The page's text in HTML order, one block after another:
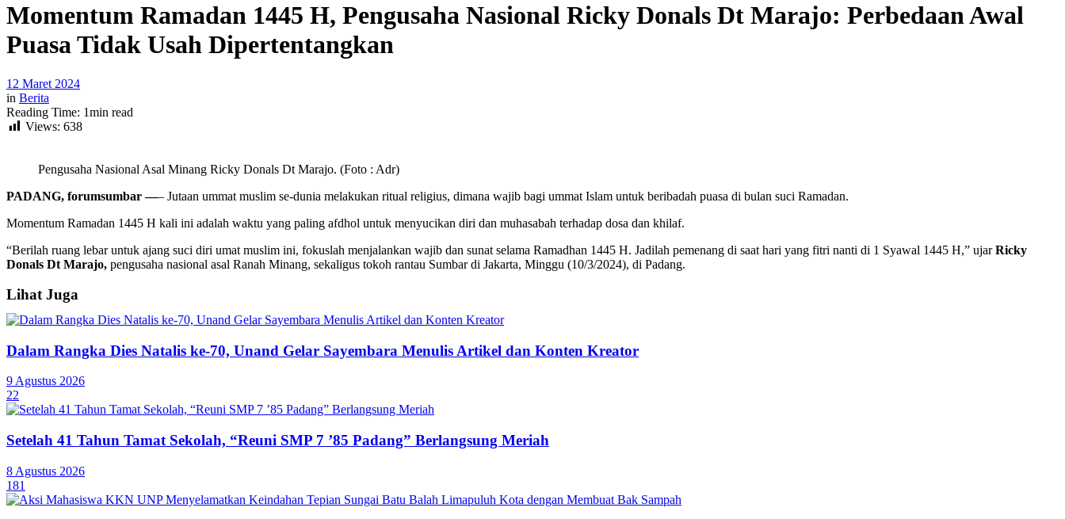
Momentum Ramadan 1445 H, Pengusaha Nasional Ricky Donals Dt Marajo: Perbedaan Awal
Puasa Tidak Usah Dipertentangkan
12 Maret 2024
in Berita
Reading Time: 1min read
Views: 638
Pengusaha Nasional Asal Minang Ricky Donals Dt Marajo. (Foto : Adr)
PADANG, forumsumbar —– Jutaan ummat muslim se-dunia melakukan ritual religius, dimana wajib bagi ummat Islam untuk beribadah puasa di bulan suci Ramadan.
Momentum Ramadan 1445 H kali ini adalah waktu yang paling afdhol untuk menyucikan diri dan muhasabah terhadap dosa dan khilaf.
“Berilah ruang lebar untuk ajang suci diri umat muslim ini, fokuslah menjalankan wajib dan sunat selama Ramadhan 1445 H. Jadilah pemenang di saat hari yang fitri nanti di 1 Syawal 1445 H,” ujarRicky
Donals Dt Marajo, pengusaha nasional asal Ranah Minang, sekaligus tokoh rantau Sumbar di Jakarta, Minggu (10/3/2024), di Padang.
Lihat Juga
Dalam Rangka Dies Natalis ke-70, Unand Gelar Sayembara Menulis Artikel dan Konten Kreator
9 Agustus 2026
22
Setelah 41 Tahun Tamat Sekolah, “Reuni SMP 7 ’85 Padang” Berlangsung Meriah
8 Agustus 2026
181